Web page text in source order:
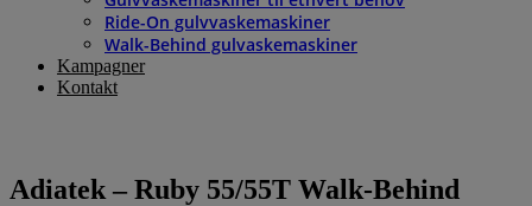
Ride-On gulvvaskemaskiner
Walk-Behind gulvaskemaskiner
Kampagner
Kontakt
Adiatek – Ruby 55/55T Walk-Behind